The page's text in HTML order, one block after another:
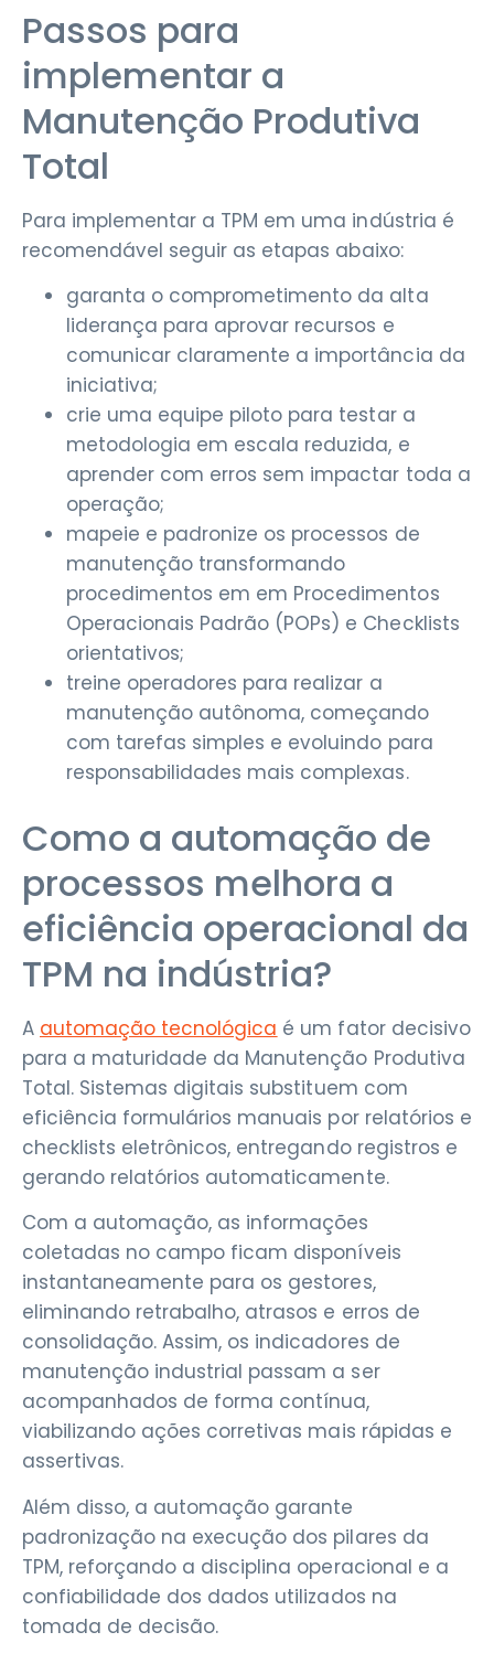
Passos para
implementar a
Manutenção Produtiva
Total
Para implementar a TPM em uma indústria é
recomendável seguir as etapas abaixo:
garanta o comprometimento da alta
liderança para aprovar recursos e
comunicar claramente a importância da
iniciativa;
crie uma equipe piloto para testar a
metodologia em escala reduzida, e
aprender com erros sem impactar toda a
operação;
mapeie e padronize os processos de
manutenção transformando
procedimentos em em Procedimentos
Operacionais Padrão (POPs) e Checklists
orientativos;
treine operadores para realizar a
manutenção autônoma, começando
com tarefas simples e evoluindo para
responsabilidades mais complexas.
Como a automação de
processos melhora a
eficiência operacional da
TPM na indústria?
A automação tecnológica é um fator decisivo
para a maturidade da Manutenção Produtiva
Total. Sistemas digitais substituem com
eficiência formulários manuais por relatórios e
checklists eletrônicos, entregando registros e
gerando relatórios automaticamente.
Com a automação, as informações
coletadas no campo ficam disponíveis
instantaneamente para os gestores,
eliminando retrabalho, atrasos e erros de
consolidação. Assim, os indicadores de
manutenção industrial passam a ser
acompanhados de forma contínua,
viabilizando ações corretivas mais rápidas e
assertivas.
Além disso, a automação garante
padronização na execução dos pilares da
TPM, reforçando a disciplina operacional e a
confiabilidade dos dados utilizados na
tomada de decisão.